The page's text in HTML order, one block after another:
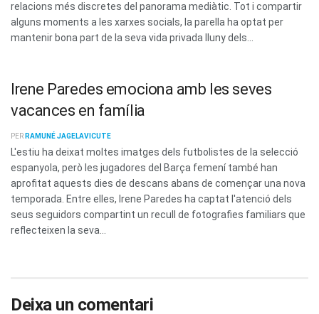
relacions més discretes del panorama mediàtic. Tot i compartir
alguns moments a les xarxes socials, la parella ha optat per
mantenir bona part de la seva vida privada lluny dels...
Irene Paredes emociona amb les seves
vacances en família
PER RAMUNÉ JAGELAVICUTE
L'estiu ha deixat moltes imatges dels futbolistes de la selecció
espanyola, però les jugadores del Barça femení també han
aprofitat aquests dies de descans abans de començar una nova
temporada. Entre elles, Irene Paredes ha captat l'atenció dels
seus seguidors compartint un recull de fotografies familiars que
reflecteixen la seva...
Deixa un comentari